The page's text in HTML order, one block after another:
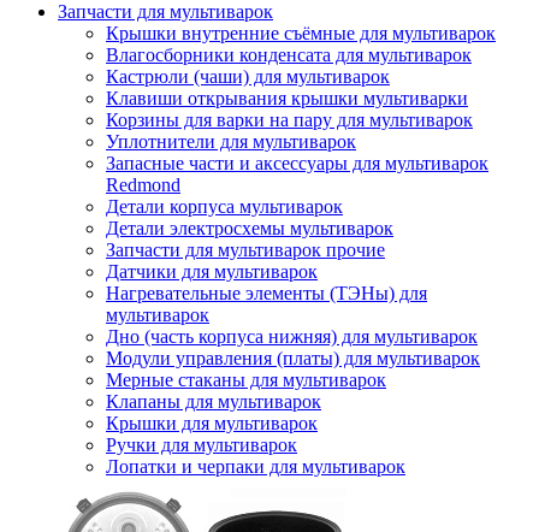
Запчасти для мультиварок
Крышки внутренние съёмные для мультиварок
Влагосборники конденсата для мультиварок
Кастрюли (чаши) для мультиварок
Клавиши открывания крышки мультиварки
Корзины для варки на пару для мультиварок
Уплотнители для мультиварок
Запасные части и аксессуары для мультиварок
Redmond
Детали корпуса мультиварок
Детали электросхемы мультиварок
Запчасти для мультиварок прочие
Датчики для мультиварок
Нагревательные элементы (ТЭНы) для
мультиварок
Дно (часть корпуса нижняя) для мультиварок
Модули управления (платы) для мультиварок
Мерные стаканы для мультиварок
Клапаны для мультиварок
Крышки для мультиварок
Ручки для мультиварок
Лопатки и черпаки для мультиварок